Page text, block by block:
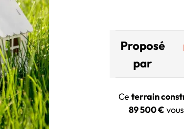
Proposé
par
Ce terrain
89 500 €